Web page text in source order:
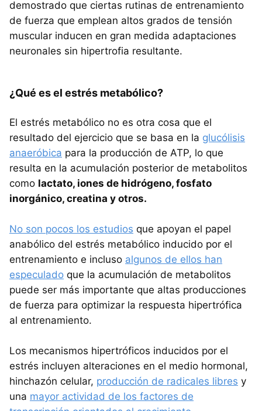
demostrado que ciertas rutinas de entrenamiento
de fuerza que emplean altos grados de tensión
muscular inducen en gran medida adaptaciones
neuronales sin hipertrofia resultante.
¿Qué es el estrés metabólico?
El estrés metabólico no es otra cosa que el
resultado del ejercicio que se basa en la glucólisis
anaeróbica para la producción de ATP, lo que
resulta en la acumulación posterior de metabolitos
como lactato, iones de hidrógeno, fosfato
inorgánico, creatina y otros.
No son pocos los estudios que apoyan el papel
anabólico del estrés metabólico inducido por el
entrenamiento e incluso algunos de ellos han
especulado que la acumulación de metabolitos
puede ser más importante que altas producciones
de fuerza para optimizar la respuesta hipertrófica
al entrenamiento.
Los mecanismos hipertróficos inducidos por el
estrés incluyen alteraciones en el medio hormonal,
hinchazón celular, producción de radicales libres y
una mayor actividad de los factores de